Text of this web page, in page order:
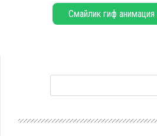
Смайлик гиф анимация